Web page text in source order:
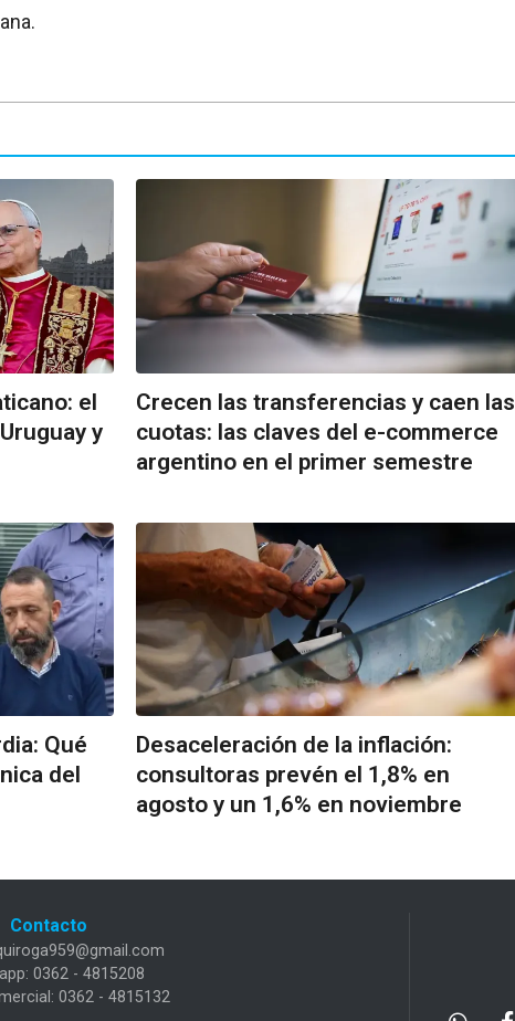
el
y
Crecen las transferencias y caen las
cuotas: las claves del e-commerce
argentino en el primer semestre
Qué
del
Desaceleración de la inflación:
consultoras prevén el 1,8% en
agosto y un 1,6% en noviembre
Contacto
0362 - 4815208
0362 - 4815132